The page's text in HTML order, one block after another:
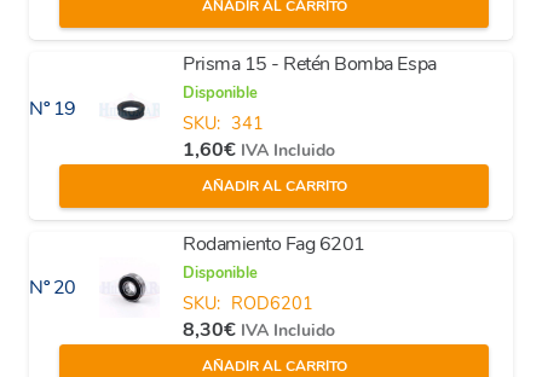
AÑADIR AL CARRITO
Nº 19
Prisma 15 - Retén Bomba Espa
Disponible
SKU: 341
1,60€ IVA Incluido
AÑADIR AL CARRITO
Nº 20
Rodamiento Fag 6201
Disponible
SKU: ROD6201
8,30€ IVA Incluido
AÑADIR AL CARRITO